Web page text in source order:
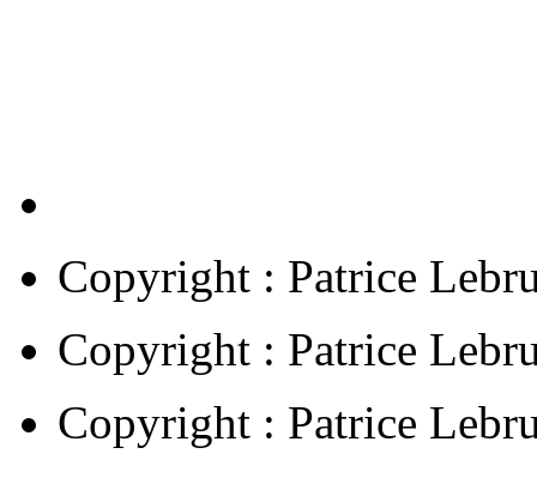
Copyright : Patrice
Copyright : Patrice
Copyright : Patrice